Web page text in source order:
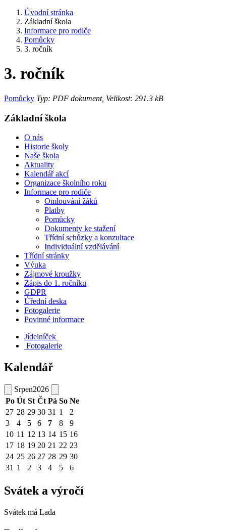
Úvodní stránka
Základní škola
Informace pro rodiče
Pomůcky
3. ročník
3. ročník
Pomůcky Typ: PDF dokument, Velikost: 291.3 kB
Základní škola
O nás
Historie školy
Naše škola
Aktuality
Kalendář akcí
Organizace školního roku
Informace pro rodiče
Omlouvání žáků
Platby
Pomůcky
Dokumenty ke stažení
Třídní schůzky a konzultace
Individuální vzdělávání
Třídní stránky
Výuka
Zájmové kroužky
Zápis do 1. ročníku
GDPR
Úřední deska
Fotogalerie
Povinné informace
Jídelníček
Fotogalerie
Kalendář
Srpen2026
Po Út St Čt Pá So Ne
27 28 29 30 31 1
2
3
4 5 6 7 8
9
10 11 12 13 14 15 16
17 18 19 20 21 22 23
24 25 26 27 28 29 30
31 1 2 3 4 5 6
Svátek a výročí
Svátek má Lada